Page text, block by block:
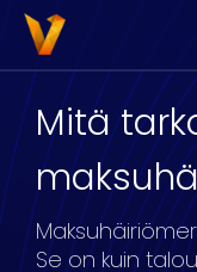
Mitä
Se on kuin